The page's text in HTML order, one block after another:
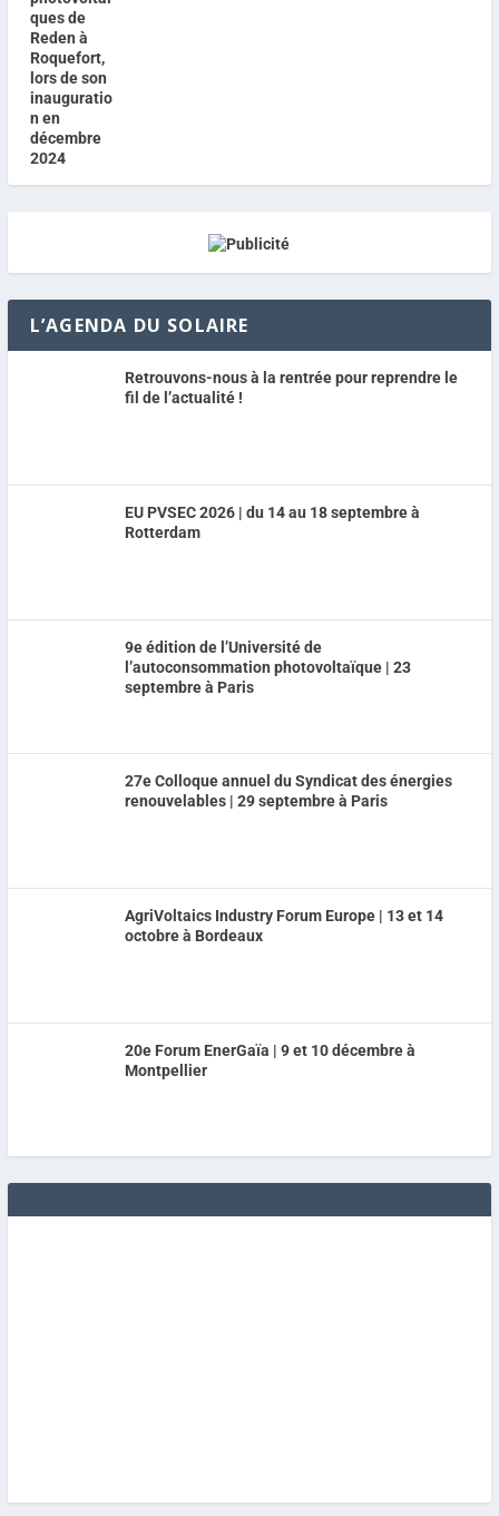
L’AGENDA DU SOLAIRE
Retrouvons-nous à la rentrée pour reprendre le
fil de l’actualité !
EU PVSEC 2026 | du 14 au 18 septembre à
Rotterdam
9e édition de l’Université de
l’autoconsommation photovoltaïque | 23
septembre à Paris
27e Colloque annuel du Syndicat des énergies
renouvelables | 29 septembre à Paris
AgriVoltaics Industry Forum Europe | 13 et 14
octobre à Bordeaux
20e Forum EnerGaïa | 9 et 10 décembre à
Montpellier